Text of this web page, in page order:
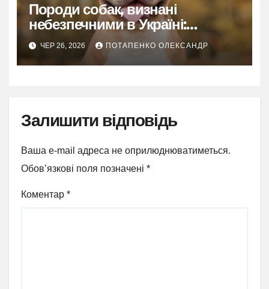
Породи собак, визнані
небезпечними в Україні:
детальний розбір правил
утримання, вигулу та
відповідальності у 2026 році
ЧЕР 26, 2026 ПОТАПЕНКО ОЛЕКСАНДР
Залишити відповідь
Ваша e-mail адреса не оприлюднюватиметься.
Обов’язкові поля позначені *
Коментар *